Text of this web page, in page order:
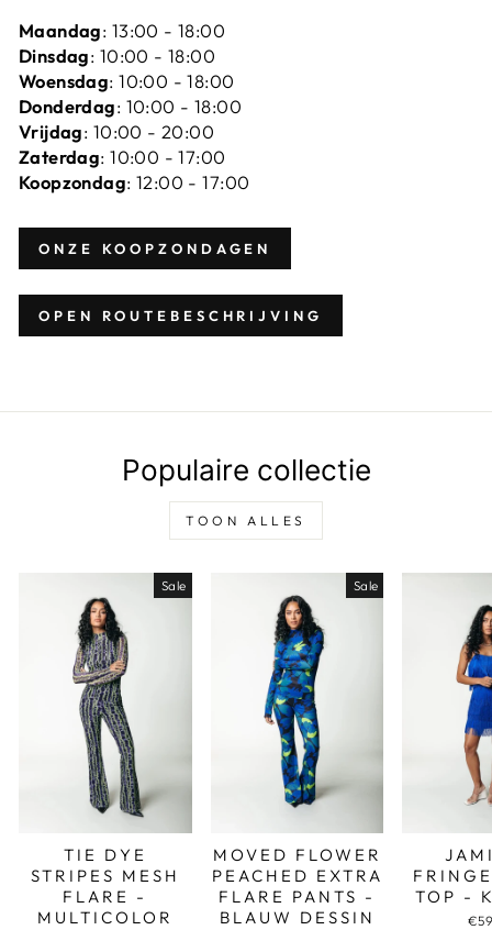
Maandag: 13:00 - 18:00
Dinsdag: 10:00 - 18:00
Woensdag: 10:00 - 18:00
Donderdag: 10:00 - 18:00
Vrijdag: 10:00 - 20:00
Zaterdag: 10:00 - 17:00
Koopzondag: 12:00 - 17:00
ONZE KOOPZONDAGEN
OPEN ROUTEBESCHRIJVING
Populaire collectie
TOON ALLES
Sale
TIE DYE
STRIPES MESH
FLARE -
MULTICOLOR
Sale
MOVED FLOWER
PEACHED EXTRA
FLARE PANTS -
BLAUW DESSIN
TOP -